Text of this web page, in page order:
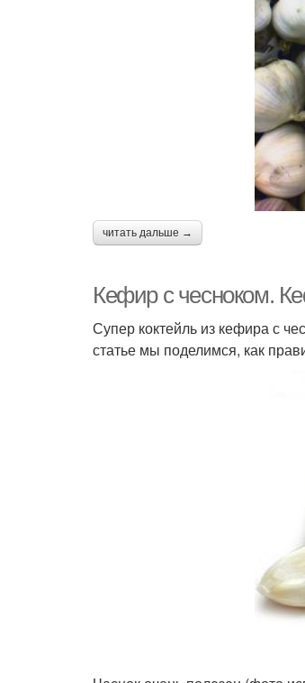
читать дальше →
Кефир с чесноком.
Супер коктейль из кефира с
статье мы поделимся, как